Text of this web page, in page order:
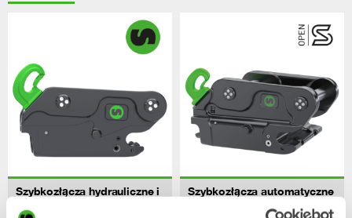
Szybkozłącza hydrauliczne i
Szybkozłącza automatyczne
4-70